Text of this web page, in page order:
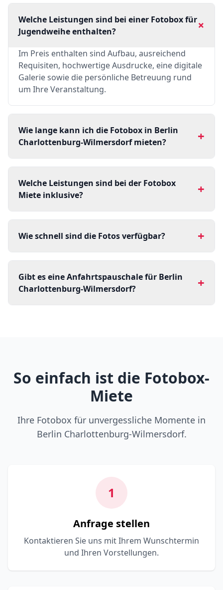
Welche Leistungen sind bei einer Fotobox für
Jugendweihe enthalten?
+
Im Preis enthalten sind Aufbau, ausreichend
Requisiten, hochwertige Ausdrucke, eine digitale
Galerie sowie die persönliche Betreuung rund
um Ihre Veranstaltung.
Wie lange kann ich die Fotobox in Berlin
Charlottenburg-Wilmersdorf mieten?
+
Welche Leistungen sind bei der Fotobox
Miete inklusive?
+
Wie schnell sind die Fotos verfügbar? +
Gibt es eine Anfahrtspauschale für Berlin
Charlottenburg-Wilmersdorf?
+
So einfach ist die Fotobox-
Miete
Ihre Fotobox für unvergessliche Momente in
Berlin Charlottenburg-Wilmersdorf.
1
Anfrage stellen
Kontaktieren Sie uns mit Ihrem Wunschtermin
und Ihren Vorstellungen.